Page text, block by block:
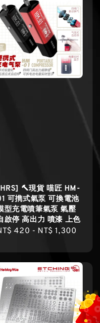
🔨現貨 喵匠 HM-
可擕式氣泵 可換電池
型充電噴筆氣泵 氣壓
啟停 高出力 噴漆 上色
420 - NT$ 1,300